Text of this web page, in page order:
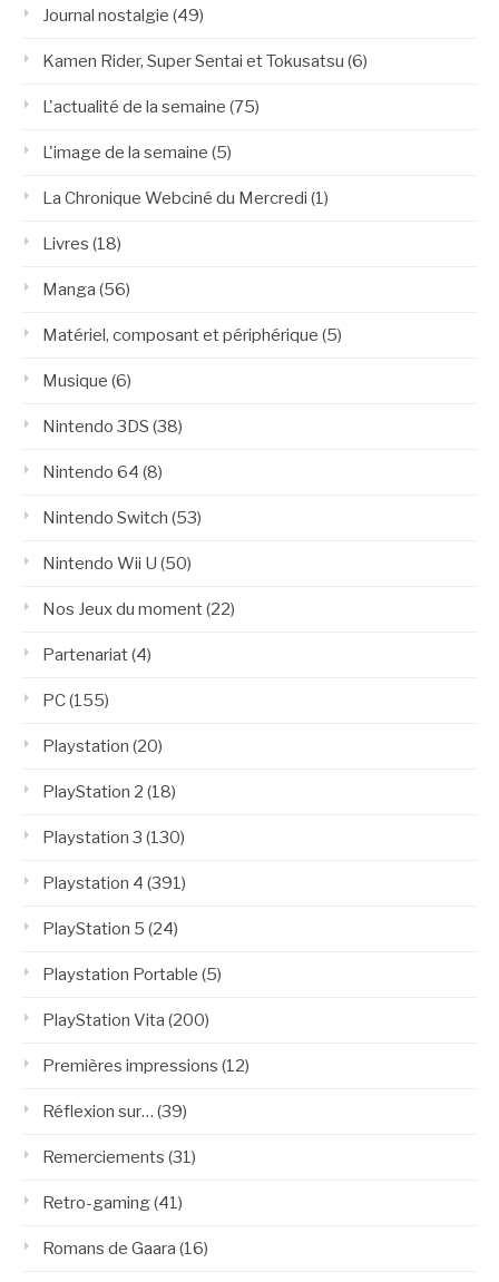
Journal nostalgie (49)
Kamen Rider, Super Sentai et Tokusatsu (6)
L'actualité de la semaine (75)
L'image de la semaine (5)
La Chronique Webciné du Mercredi (1)
Livres (18)
Manga (56)
Matériel, composant et périphérique (5)
Musique (6)
Nintendo 3DS (38)
Nintendo 64 (8)
Nintendo Switch (53)
Nintendo Wii U (50)
Nos Jeux du moment(22)
Partenariat(4)
PC(155)
Playstation (20)
PlayStation 2 (18)
Playstation 3 (130)
Playstation 4 (391)
PlayStation 5 (24)
Playstation Portable (5)
PlayStation Vita (200)
Premières impressions (12)
Réflexion sur… (39)
Remerciements (31)
Retro-gaming(41)
Romans de Gaara (16)